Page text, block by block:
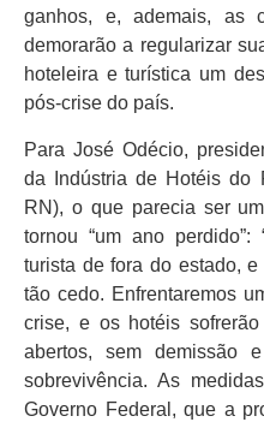
ganhos, e, ademais, as
demorarão a regularizar
hoteleira e turística um
pós-crise do país.
Para José Odécio,
da Indústria de Hotéis do
RN), o que parecia ser
tornou “um ano
turista de fora do estado,
tão cedo. Enfrentaremos
crise, e os hotéis
abertos, sem demissão
sobrevivência. As
Governo Federal, que a